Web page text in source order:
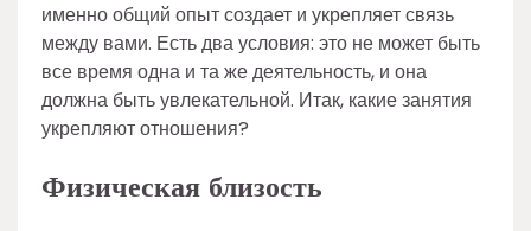
именно общий опыт создает и укрепляет связь
между вами. Есть два условия: это не может быть
все время одна и та же деятельность, и она
должна быть увлекательной. Итак, какие занятия
укрепляют отношения?
Физическая близость